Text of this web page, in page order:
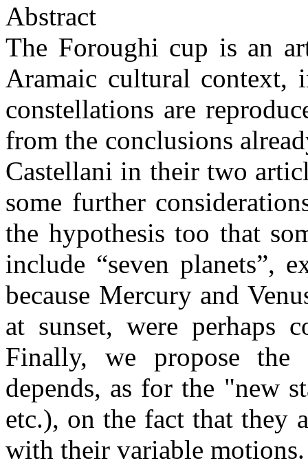
Abstract
The Foroughi cup is an
Aramaic cultural context,
constellations are
from the conclusions
Castellani in their two
some further
the hypothesis too that
include “seven planets”,
because Mercury and
at sunset, were perhaps
Finally, we propose the
depends, as for the "new
etc.), on the fact that they
with their variable motions.